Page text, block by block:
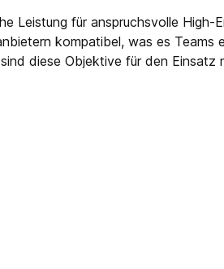
Leistung für anspruchsvolle
kompatibel, was es Teams
diese Objektive für den